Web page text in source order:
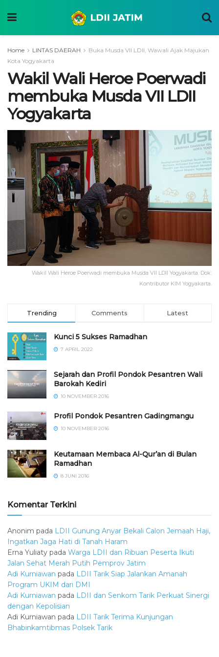
Home LINTAS DAERAH
Buka Musda VII LDII, Wawali Ajak Majukan
Kota Yogyakarta
Wakil Wali Heroe Poerwadi
membuka Musda VII LDII
Yogyakarta
Wakil Wali Heroe Poerwadi membuka Musda VII LDII Yogyakarta. Dok:
Kontributor KIM Yogyakarta.
Trending Comments Latest
Kunci 5 Sukses Ramadhan
7 APRIL 2022
Sejarah dan Profil Pondok Pesantren Wali
Barokah Kediri
10 NOVEMBER 2016
⁠⁠⁠Profil Pondok Pesantren Gadingmangu
10 NOVEMBER 2016
Keutamaan Membaca Al-Qur’an di Bulan
Ramadhan
8 JUNI 2016
Komentar Terkini
Anonim pada LDII Gunung Anyar Bekali Calon Jemaah Haji,
Ingatkan Jaga Hati di Tanah Haram
Erna Yuliaty pada Warga LDII dan Ribuan Peserta Ikuti
Jalan Sehat Merah Putih Pemprov Jatim
Adi Kurniawan pada LDII Tarik Siap Jalankan Amanah
Program UKIM dari DMI
Adi Kurniawan pada LDII dan Senkom Tarik Perkuat Sinergi
dengan Kepolisian
Adi Kurniawan pada LDII Tarik Terima Kunjungan
Bhabinkamtibmas Polsek Tarik